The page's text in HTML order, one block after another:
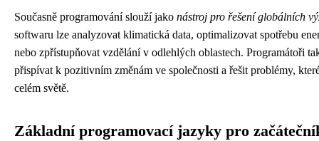
Současně programování slouží jako nástroj pro řešení globálních
softwaru lze analyzovat klimatická data, optimalizovat spotřebu
nebo zpřístupňovat vzdělání v odlehlých oblastech. Programátoři
přispívat k pozitivním změnám ve společnosti a řešit problémy,
celém světě.
Základní programovací jazyky pro